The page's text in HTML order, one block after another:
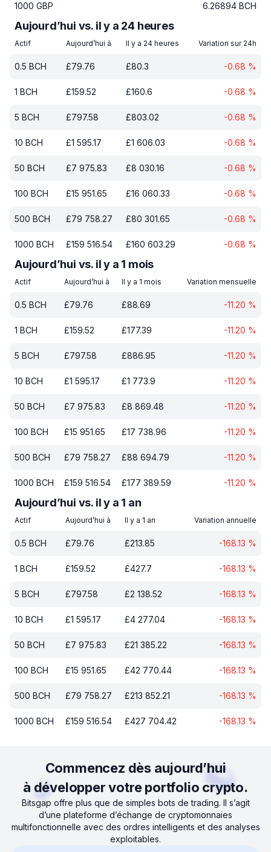
1000 GBP 6.26894 BCH
Aujourd’hui vs. il y a 24 heures
Actif Aujourd’hui à Il y a 24 heures Variation sur 24h
0.5 BCH £79.76 £80.3 -0.68 %
1 BCH £159.52 £160.6 -0.68 %
5 BCH £797.58 £803.02 -0.68 %
10 BCH £1 595.17 £1 606.03 -0.68 %
50 BCH £7 975.83 £8 030.16 -0.68 %
100 BCH £15 951.65 £16 060.33 -0.68 %
500 BCH £79 758.27 £80 301.65 -0.68 %
1000 BCH £159 516.54 £160 603.29 -0.68 %
Aujourd’hui vs. il y a 1 mois
Actif Aujourd’hui à Il y a 1 mois Variation mensuelle
0.5 BCH £79.76 £88.69 -11.20 %
1 BCH £159.52 £177.39 -11.20 %
5 BCH £797.58 £886.95 -11.20 %
10 BCH £1 595.17 £1 773.9 -11.20 %
50 BCH £7 975.83 £8 869.48 -11.20 %
100 BCH £15 951.65 £17 738.96 -11.20 %
500 BCH £79 758.27 £88 694.79 -11.20 %
1000 BCH £159 516.54 £177 389.59 -11.20 %
Aujourd’hui vs. il y a 1 an
Actif Aujourd’hui à Il y a 1 an Variation annuelle
0.5 BCH £79.76 £213.85 -168.13 %
1 BCH £159.52 £427.7 -168.13 %
5 BCH £797.58 £2 138.52 -168.13 %
10 BCH £1 595.17 £4 277.04 -168.13 %
50 BCH £7 975.83 £21 385.22 -168.13 %
100 BCH £15 951.65 £42 770.44 -168.13 %
500 BCH £79 758.27 £213 852.21 -168.13 %
1000 BCH £159 516.54 £427 704.42 -168.13 %
Commencez dès aujourd’hui
à développer votre portfolio crypto.
Bitsgap offre plus que de simples bots de trading. Il s’agit
d’une plateforme d’échange de cryptomonnaies
multifonctionnelle avec des ordres intelligents et des analyses
exploitables.